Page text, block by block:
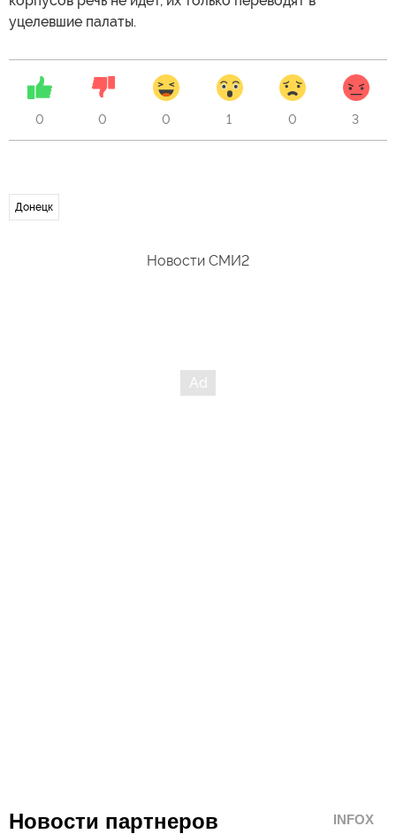
уцелевшие палаты.
0 0 0 1 0 3
Донецк
Новости СМИ2
Новости партнеров INFOX